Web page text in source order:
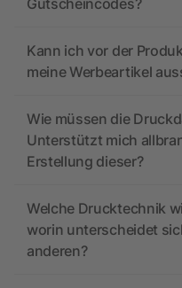
Gutscheincodes?
Kann ich vor der
meine Werbeartikel
Wie müssen die
Unterstützt mich
Erstellung dieser?
Welche Drucktechnik
worin unterscheidet
anderen?